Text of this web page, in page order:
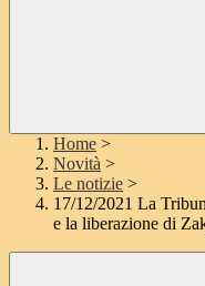
Home >
Novità >
Le notizie >
17/12/2021 La
e la liberazione di